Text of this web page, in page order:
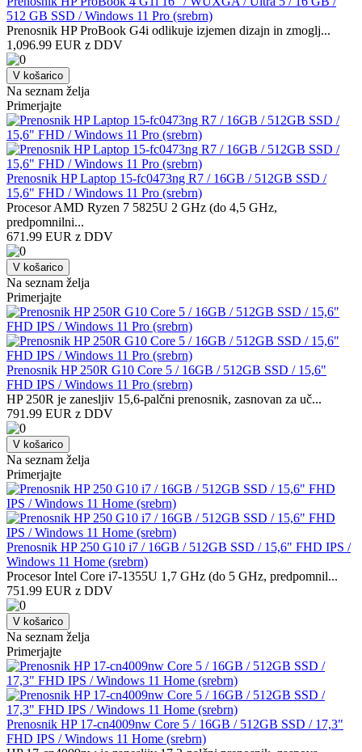
512 GB SSD / Windows 11 Pro (srebrn)
Prenosnik HP ProBook G4i odlikuje izjemen dizajn in zmoglj...
1,096.99 EUR z DDV
V košarico
Na seznam želja
Primerjajte
Prenosnik HP Laptop 15-fc0473ng R7 / 16GB / 512GB SSD /
15,6" FHD / Windows 11 Pro (srebrn)
Procesor AMD Ryzen 7 5825U 2 GHz (do 4,5 GHz,
predpomnilni...
671.99 EUR z DDV
V košarico
Na seznam želja
Primerjajte
Prenosnik HP 250R G10 Core 5 / 16GB / 512GB SSD / 15,6"
FHD IPS / Windows 11 Pro (srebrn)
HP 250R je zanesljiv 15,6-palčni prenosnik, zasnovan za uč...
791.99 EUR z DDV
V košarico
Na seznam želja
Primerjajte
Prenosnik HP 250 G10 i7 / 16GB / 512GB SSD / 15,6" FHD IPS /
Windows 11 Home (srebrn)
Procesor Intel Core i7-1355U 1,7 GHz (do 5 GHz, predpomnil...
751.99 EUR z DDV
V košarico
Na seznam želja
Primerjajte
Prenosnik HP 17-cn4009nw Core 5 / 16GB / 512GB SSD / 17,3"
FHD IPS / Windows 11 Home (srebrn)